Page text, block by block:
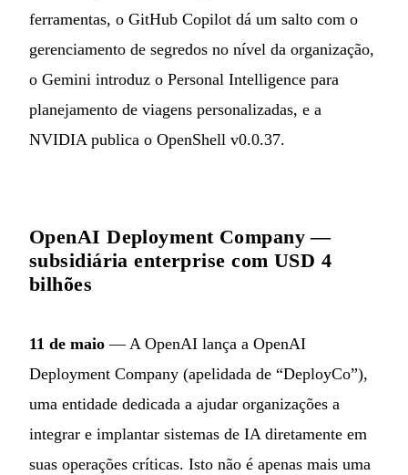
ferramentas, o GitHub Copilot dá um salto com o
gerenciamento de segredos no nível da organização,
o Gemini introduz o Personal Intelligence para
planejamento de viagens personalizadas, e a
NVIDIA publica o OpenShell v0.0.37.
OpenAI Deployment Company —
subsidiária enterprise com USD 4
bilhões
11 de maio — A OpenAI lança a OpenAI
Deployment Company (apelidada de “DeployCo”),
uma entidade dedicada a ajudar organizações a
integrar e implantar sistemas de IA diretamente em
suas operações críticas. Isto não é apenas mais uma